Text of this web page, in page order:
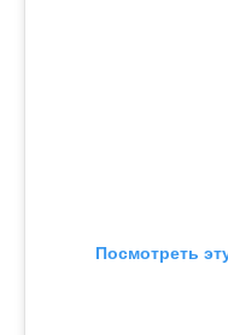
Посмотреть